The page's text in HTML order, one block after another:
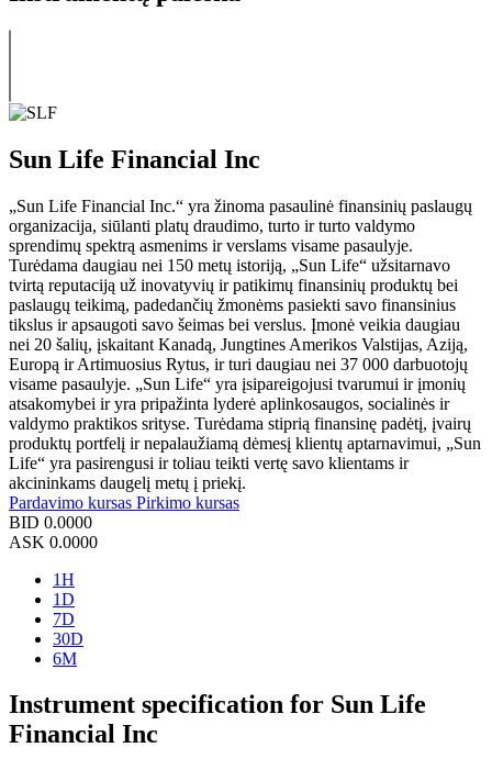
Sun Life Financial Inc
„Sun Life Financial Inc.“ yra žinoma pasaulinė finansinių paslaugų
organizacija, siūlanti platų draudimo, turto ir turto valdymo
sprendimų spektrą asmenims ir verslams visame pasaulyje.
Turėdama daugiau nei 150 metų istoriją, „Sun Life“ užsitarnavo
tvirtą reputaciją už inovatyvių ir patikimų finansinių produktų bei
paslaugų teikimą, padedančių žmonėms pasiekti savo finansinius
tikslus ir apsaugoti savo šeimas bei verslus. Įmonė veikia daugiau
nei 20 šalių, įskaitant Kanadą, Jungtines Amerikos Valstijas, Aziją,
Europą ir Artimuosius Rytus, ir turi daugiau nei 37 000 darbuotojų
visame pasaulyje. „Sun Life“ yra įsipareigojusi tvarumui ir įmonių
atsakomybei ir yra pripažinta lyderė aplinkosaugos, socialinės ir
valdymo praktikos srityse. Turėdama stiprią finansinę padėtį, įvairų
produktų portfelį ir nepalaužiamą dėmesį klientų aptarnavimui, „Sun
Life“ yra pasirengusi ir toliau teikti vertę savo klientams ir
akcininkams daugelį metų į priekį.
Pardavimo kursas Pirkimo kursas
BID 0.0000
ASK 0.0000
1H
1D
7D
30D
6M
Instrument specification for Sun Life
Financial Inc